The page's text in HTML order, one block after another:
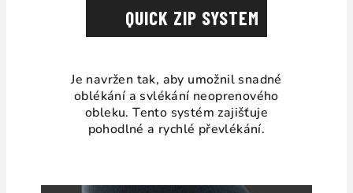
QUICK ZIP SYSTEM
Je navržen tak, aby umožnil snadné
oblékání a svlékání neoprenového
obleku. Tento systém zajišťuje
pohodlné a rychlé převlékání.